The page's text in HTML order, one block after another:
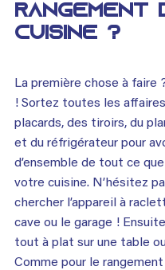
RANGEMENT
CUISINE ?
La première chose à faire
! Sortez toutes les
placards, des tiroirs, du
et du réfrigérateur pour
d’ensemble de tout ce
votre cuisine. N’hésitez
chercher l’appareil à
cave ou le garage !
tout à plat sur une table
Comme pour le